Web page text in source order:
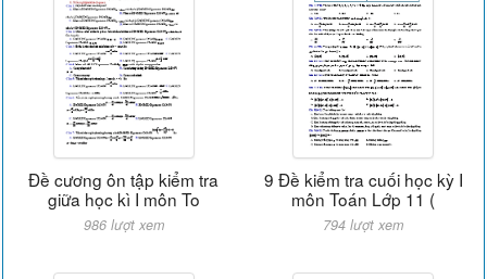
Đề cương ôn tập kiểm tra
giữa học kì I môn To
986 lượt xem
9 Đề kiểm tra cuối học kỳ I
môn Toán Lớp 11 (
794 lượt xem